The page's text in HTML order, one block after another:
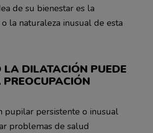
de su bienestar es la
la naturaleza inusual de esta
LA DILATACIÓN PUEDE
PREOCUPACIÓN
pupilar persistente o inusual
problemas de salud